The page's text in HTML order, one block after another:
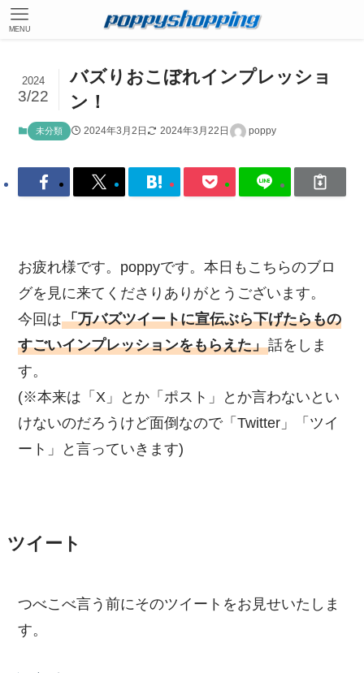
MENU
バズりおこぼれインプレッショ
ン！
2024
3/22
未分類 2024年3月2日 2024年3月22日 poppy
お疲れ様です。poppyです。本日もこちらのブロ
グを見に来てくださりありがとうございます。
今回は「万バズツイートに宣伝ぶら下げたらもの
すごいインプレッションをもらえた」話をしま
す。
(※本来は「X」とか「ポスト」とか言わないとい
けないのだろうけど面倒なので「Twitter」「ツイ
ート」と言っていきます)
ツイート
つべこべ言う前にそのツイートをお見せいたしま
す。